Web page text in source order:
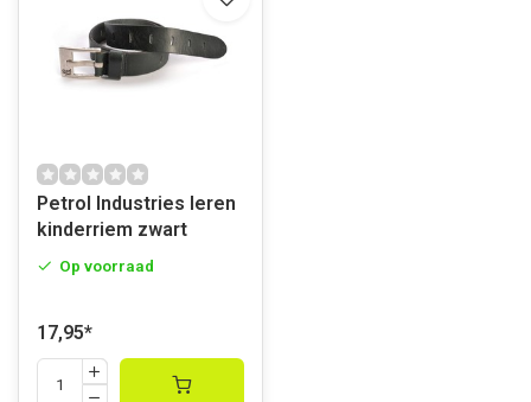
Petrol Industries leren
kinderriem zwart
Op voorraad
17,95*